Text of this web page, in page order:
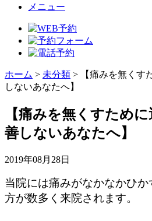
メニュー
ホーム > 未分類 >
【痛みを無くす
しないあなたへ】
【痛みを無くすため
善しないあなたへ】
2019年08月28日
当院には痛みがなかなかひ
方が数多く来院されます。